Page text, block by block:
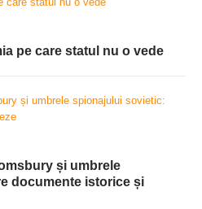
pe care statul nu o vede
și umbrele
documente istorice și